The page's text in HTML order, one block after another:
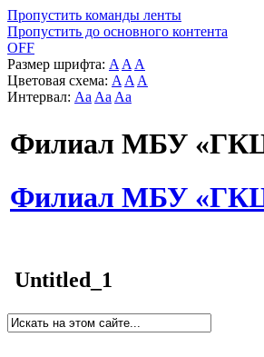
Пропустить команды ленты
Пропустить до основного контента
OFF
Размер шрифта: A A A
Цветовая схема: A A A
Интервал: Aa Aa Aa
Филиал МБУ
Филиал МБУ
Untitled_1